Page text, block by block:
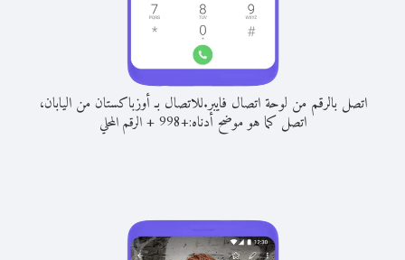
اتصل بالرقم من لوحة اتصال فايبر.للاتصال بـ أوزباكستان من اليابان،
اتصل كما هو موضح أدناه:+
998
+الرقم المحلي